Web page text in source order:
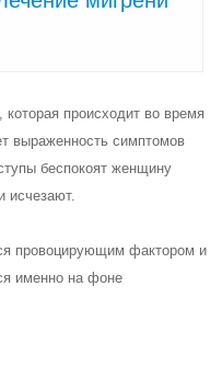
которая происходит во время
выраженность симптомов
беспокоят женщину
исчезают.
провоцирующим фактором и
именно на фоне